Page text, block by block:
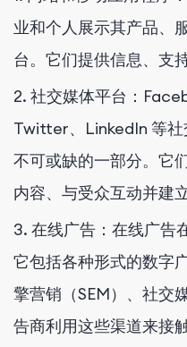
业和个人展示其产品、
台。它们提供信息、支
2. 社交媒体平台：
Twitter、LinkedIn 等社
不可或缺的一部分。它
内容、与受众互动并建
3. 在线广告：在线广告
它包括各种形式的数字
擎营销（SEM）、社交
告商利用这些渠道来接